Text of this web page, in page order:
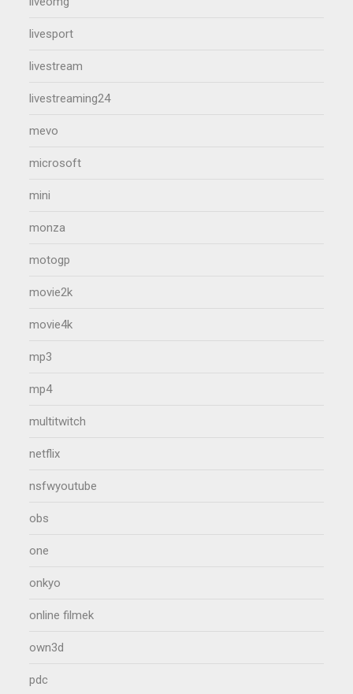
livesport
livestream
livestreaming24
mevo
microsoft
mini
monza
motogp
movie2k
movie4k
mp3
mp4
multitwitch
netflix
nsfwyoutube
obs
one
onkyo
online filmek
own3d
pdc